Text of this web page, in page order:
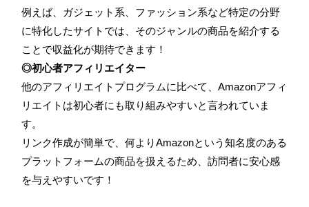
例えば、ガジェット系、ファッション系など特定の分野
に特化したサイトでは、そのジャンルの商品を紹介する
ことで収益化が期待できます！
◎初心者アフィリエイター
他のアフィリエイトプログラムに比べて、Amazonアフィ
リエイトは初心者にも取り組みやすいと言われていま
す。
リンク作成が簡単で、何よりAmazonという知名度のある
プラットフォームの商品を扱えるため、訪問者に安心感
を与えやすいです！